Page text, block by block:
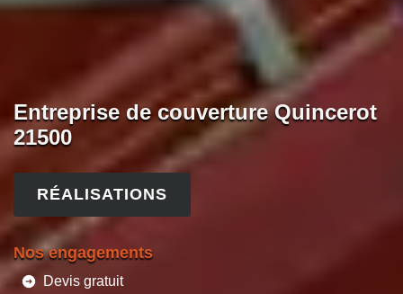
Entreprise de couverture Quincerot
21500
RÉALISATIONS
Nos engagements
Devis gratuit